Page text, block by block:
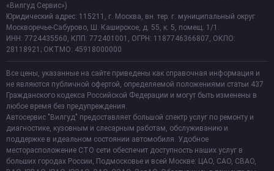
«Вилгуд Сервис»)
Юридический адрес: 115211, г. Москва, вн. тер. г. муниципальный округ
Москворечье-Сабурово, Ш. Каширское, д. 55, к. 5, помещ. 1/1.
ИНН: 7724435560, КПП: 772401001, ОГРН: 1187746366807, ОКПО:
28118921; ОКТМО: 45918000000
Все цены, указанные на сайте приведены как справочная информация и
не являются публичной офертой, определяемой положениями статьи 437
Гражданского кодекса Российской Федерации и могут быть изменены в
любое время без предупреждения.
Автосервис "Вилгуд" предоставляет большой спектр услуг по ремонту и
диагностике, кузовным и слесарным работам, обслуживанию и
поддержке в идеальном состоянии автомобиля. Удобное
месторасположение СТО сети обеспечит доступность наших услуг в
больших городах России, Подмосковье и всей Москве: ЦАО, САО, СВАО,